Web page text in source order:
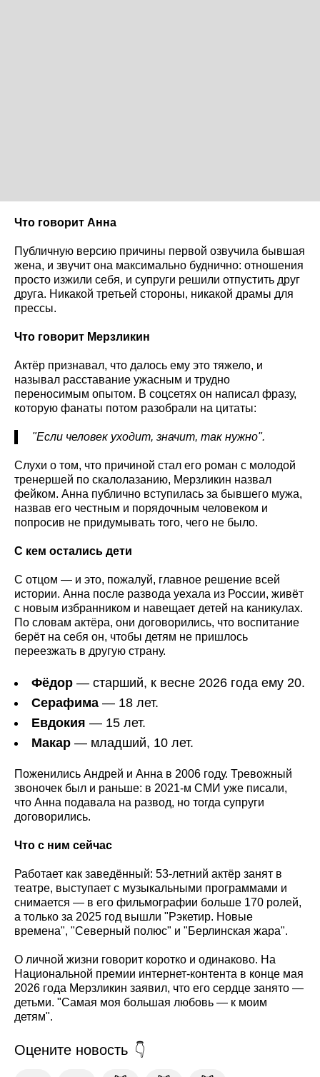
Что говорит Анна
Публичную версию причины первой озвучила бывшая
жена, и звучит она максимально буднично: отношения
просто изжили себя, и супруги решили отпустить друг
друга. Никакой третьей стороны, никакой драмы для
прессы.
Что говорит Мерзликин
Актёр признавал, что далось ему это тяжело, и
называл расставание ужасным и трудно
переносимым опытом. В соцсетях он написал фразу,
которую фанаты потом разобрали на цитаты:
"Если человек уходит, значит, так нужно".
Слухи о том, что причиной стал его роман с молодой
тренершей по скалолазанию, Мерзликин назвал
фейком. Анна публично вступилась за бывшего мужа,
назвав его честным и порядочным человеком и
попросив не придумывать того, чего не было.
С кем остались дети
С отцом — и это, пожалуй, главное решение всей
истории. Анна после развода уехала из России, живёт
с новым избранником и навещает детей на каникулах.
По словам актёра, они договорились, что воспитание
берёт на себя он, чтобы детям не пришлось
переезжать в другую страну.
Фёдор — старший, к весне 2026 года ему 20.
Серафима — 18 лет.
Евдокия — 15 лет.
Макар — младший, 10 лет.
Поженились Андрей и Анна в 2006 году. Тревожный
звоночек был и раньше: в 2021-м СМИ уже писали,
что Анна подавала на развод, но тогда супруги
договорились.
Что с ним сейчас
Работает как заведённый: 53-летний актёр занят в
театре, выступает с музыкальными программами и
снимается — в его фильмографии больше 170 ролей,
а только за 2025 год вышли "Рэкетир. Новые
времена", "Северный полюс" и "Берлинская жара".
О личной жизни говорит коротко и одинаково. На
Национальной премии интернет-контента в конце мая
2026 года Мерзликин заявил, что его сердце занято —
детьми. "Самая моя большая любовь — к моим
детям".
Оцените новость